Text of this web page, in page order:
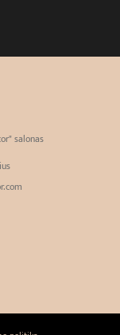
salonas